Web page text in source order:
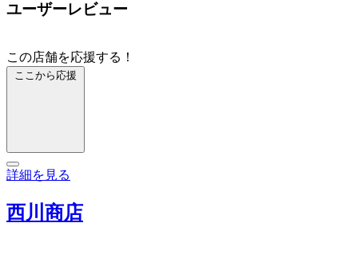
ユーザーレビュー
この店舗を応援する！
ここから応援
詳細を見る
西川商店